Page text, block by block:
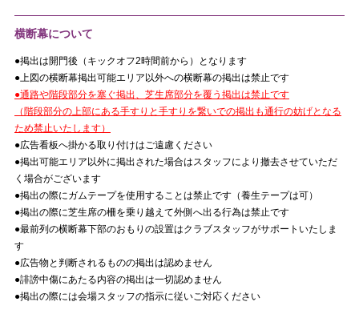
横断幕について
●掲出は開門後（キックオフ2時間前から）となります
●上図の横断幕掲出可能エリア以外への横断幕の掲出は禁止です
●通路や階段部分を塞ぐ掲出、芝生席部分を覆う掲出は禁止です
（階段部分の上部にある手すりと手すりを繋いでの掲出も通行の妨げとなる
ため禁止いたします）
●広告看板へ掛かる取り付けはご遠慮ください
●掲出可能エリア以外に掲出された場合はスタッフにより撤去させていただ
く場合がございます
●掲出の際にガムテープを使用することは禁止です（養生テープは可）
●掲出の際に芝生席の柵を乗り越えて外側へ出る行為は禁止です
●最前列の横断幕下部のおもりの設置はクラブスタッフがサポートいたしま
す
●広告物と判断されるものの掲出は認めません
●誹謗中傷にあたる内容の掲出は一切認めません
●掲出の際には会場スタッフの指示に従いご対応ください